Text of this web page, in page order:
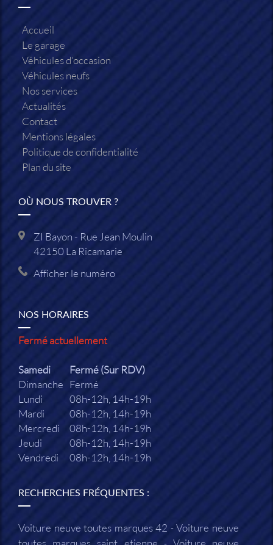
Accueil
Le garage
Véhicules d'occasion
Véhicules neufs
Nos services
Actualités
Contact
Mentions légales
Politique de confidentialité
Plan du site
OÙ NOUS TROUVER ?
ZI Bayon - Rue Jean Moulin
42150La Ricamarie
Afficher le numéro
NOS HORAIRES
Fermé actuellement
Samedi
Fermé (Sur RDV)
Dimanche Fermé
Lundi
08h-12h, 14h-19h
Mardi
08h-12h, 14h-19h
Mercredi
08h-12h, 14h-19h
Jeudi
08h-12h, 14h-19h
Vendredi
08h-12h, 14h-19h
RECHERCHES FRÉQUENTES :
Voiture neuve toutes marques 42
Voiture neuve